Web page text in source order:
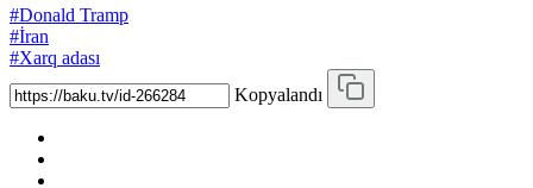
#Donald Tramp
#İran
#Xarq adası
Kopyalandı